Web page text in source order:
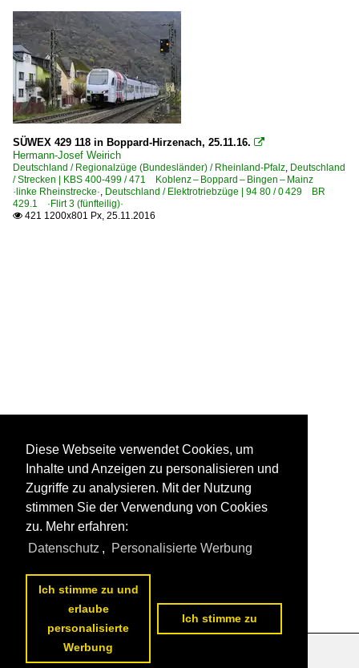
SÜWEX 429 118 in Boppard-Hirzenach, 25.11.16. 
Hermann-Josef Weirich
Deutschland / Regionalzüge (Bundesländer) / Rheinland-Pfalz, Deutschland
/ Strecken | KBS 400-499 / 471 Koblenz – Boppard – Bingen – Mainz
·linke Rheinstrecke·, Deutschland / Elektrotriebzüge | 94 80 / 0 429 BR
429.1 ·Flirt 3 (fünfteilig)·
 421 1200x801 Px, 25.11.2016
Datenschutzerklärung
Diese Webseite verwendet Cookies, um
Inhalte und Anzeigen zu personalisieren und
Zugriffe zu analysieren. Mit der Nutzung
stimmen Sie der Verwendung von Cookies
zu. Mehr erfahren:
Datenschutz , Personalisierte Werbung
Ich stimme zu und
erlaube
personalisierte
Werbung
Ich stimme zu